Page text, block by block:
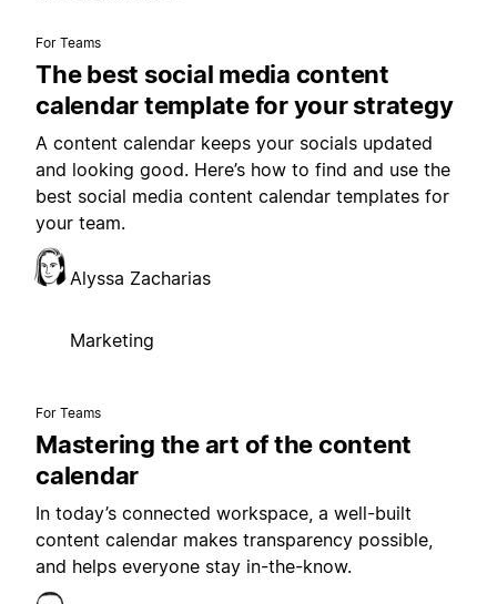
For Teams
The best social media content
calendar template for your strategy
A content calendar keeps your socials updated
and looking good. Here’s how to find and use the
best social media content calendar templates for
your team.
Alyssa Zacharias
Marketing
For Teams
Mastering the art of the content
calendar
In today’s connected workspace, a well-built
content calendar makes transparency possible,
and helps everyone stay in-the-know.